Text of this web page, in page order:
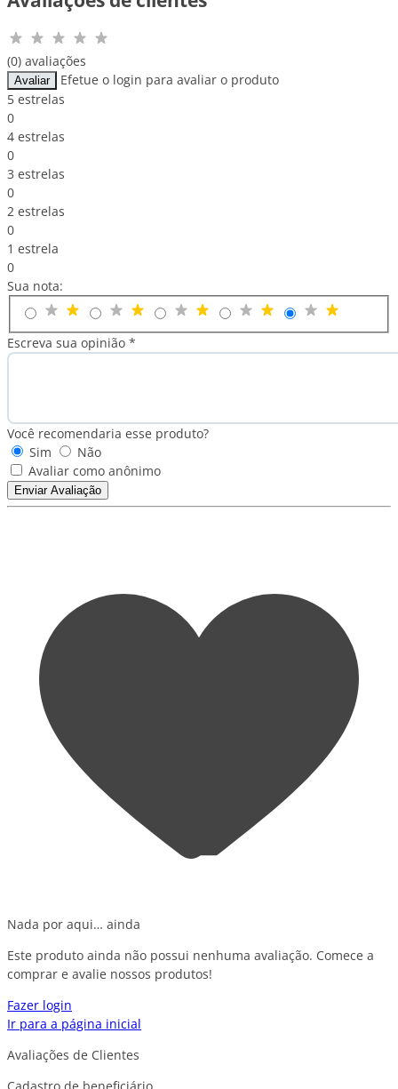
(0) avaliações
Avaliar
Efetue o login para avaliar o produto
5 estrelas
0
4 estrelas
0
3 estrelas
0
2 estrelas
0
1 estrela
0
Sua nota:
Escreva sua opinião *
Você recomendaria esse produto?
Sim
Não
Avaliar como anônimo
Enviar Avaliação
Nada por aqui… ainda
Este produto ainda não possui nenhuma avaliação. Comece a
comprar e avalie nossos produtos!
Fazer login
Ir para a página inicial
Avaliações de Clientes